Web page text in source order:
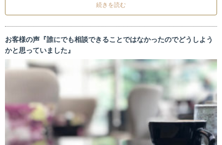
続きを読む
お客様の声『誰にでも相談できることではなかったのでどうしよう
かと思っていました』